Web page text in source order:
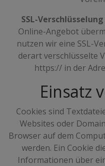
SSL-
Online-Angebot
nutzen wir eine SSL-
derart verschlüsselte
https:// in der
Einsatz
Cookies sind
Websites oder
Browser auf dem
werden. Ein Cookie
Informationen über